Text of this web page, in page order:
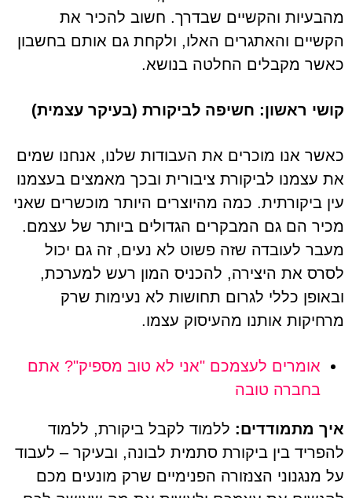
מהבעיות והקשיים שבדרך. חשוב להכיר את
הקשיים והאתגרים האלו, ולקחת גם אותם בחשבון
כאשר מקבלים החלטה בנושא.
קושי ראשון: חשיפה לביקורת (בעיקר עצמית)
כאשר אנו מוכרים את העבודות שלנו, אנחנו שמים
את עצמנו לביקורת ציבורית ובכך מאמצים בעצמנו
עין ביקורתית. כמה מהיוצרים היותר מוכשרים שאני
מכיר הם גם המבקרים הגדולים ביותר של עצמם.
מעבר לעובדה שזה פשוט לא נעים, זה גם יכול
לסרס את היצירה, להכניס המון רעש למערכת,
ובאופן כללי לגרום תחושות לא נעימות שרק
מרחיקות אותנו מהעיסוק עצמו.
אומרים לעצמכם "אני לא טוב מספיק"? אתם
בחברה טובה
איך מתמודדים: ללמוד לקבל ביקורת, ללמוד
להפריד בין ביקורת סתמית לבונה, ובעיקר – לעבוד
על מנגנוני הצנזורה הפנימיים שרק מונעים מכם